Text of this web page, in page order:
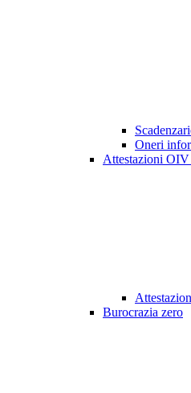
Oneri
Attestazioni OIV
Burocrazia zero